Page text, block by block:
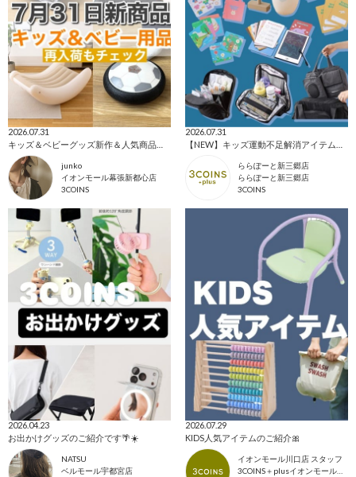
2026.07.31
junko
イオンモール幕張新都心店
3COINS
2026.07.31
ららぽーと新三郷店
ららぽーと新三郷店
3COINS
2026.04.23
お出かけグッズのご紹介です🌴☀️
NATSU
ベルモール宇都宮店
2026.07.29
KIDS人気アイテムのご紹介🎀
イオンモール川口店 スタッフ